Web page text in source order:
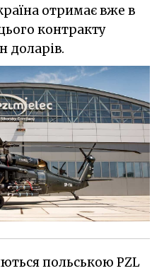
отримає вже в
контракту
доларів.
польською PZL